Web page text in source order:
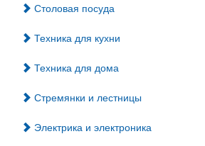
Столовая посуда
Техника для кухни
Техника для дома
Стремянки и лестницы
Электрика и электроника